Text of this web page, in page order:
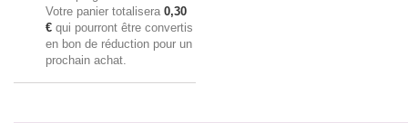
Votre panier totalisera 0,30
€ qui pourront être convertis
en bon de réduction pour un
prochain achat.